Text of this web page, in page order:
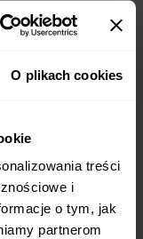
O plikach cookies
treści
i
o tym, jak
partnerom
pomidorowym;